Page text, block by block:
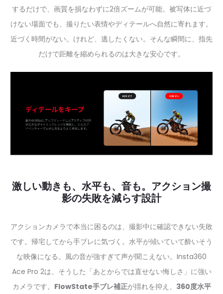
するだけで、画質を損なわずに2倍ズームが可能。被写体に近づ
けない場面でも、撮りたい表情やディテールへ自然に寄れます。
近づく時間がない。けれど、逃したくない。そんな瞬間に、指先
だけで距離を縮められるのは大きな安心です。
激しい動きも、水平も、音も。アクション撮
影の失敗を減らす設計
アクションカメラで本当に困るのは、撮影中に確認できない失敗
です。帰宅してから手ブレに気づく。水平が傾いていて酔いそう
な映像になる。風の音が強すぎて声が聞こえない。Insta360
Ace Pro 2は、そうした「あとからでは直せない悔しさ」に強い
カメラです。 FlowState手ブレ補正が揺れを抑え、 360度水平